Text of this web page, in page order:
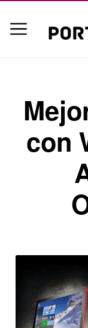
con